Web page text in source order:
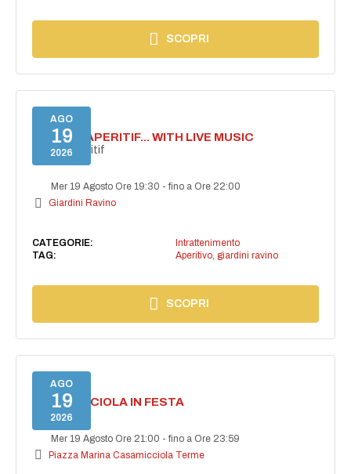
SCOPRI
AGO
19
2026
SECRET APERITIF... WITH LIVE MUSIC
Secret aperitif
Mer 19 Agosto Ore 19:30 -fino a Ore 22:00
Giardini Ravino
CATEGORIE:
Intrattenimento
TAG:
Aperitivo, giardini ravino
SCOPRI
AGO
19
2026
CASAMICCIOLA IN FESTA
Mer 19 Agosto Ore 21:00 -fino a Ore 23:59
Piazza Marina Casamicciola Terme